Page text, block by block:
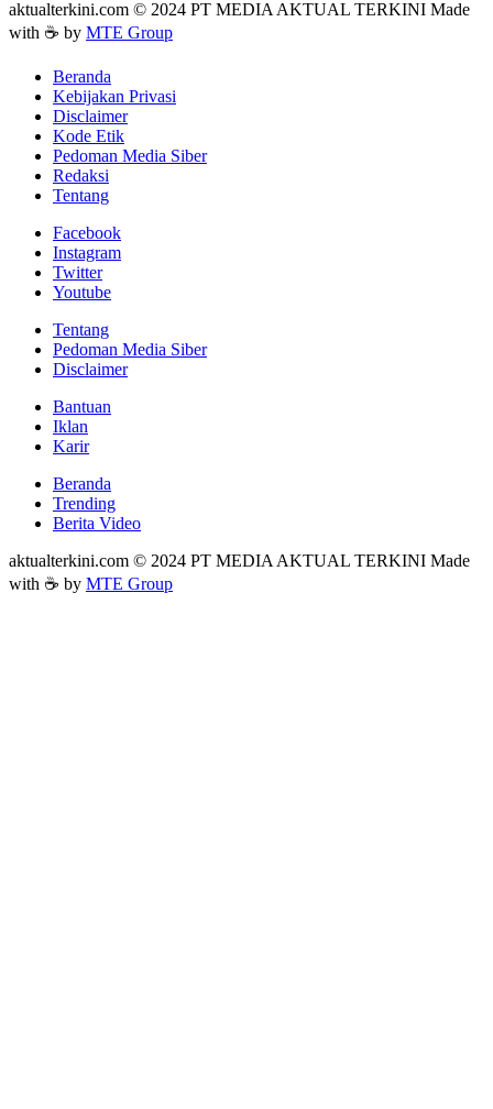
aktualterkini.com © 2024 PT MEDIA AKTUAL TERKINI Made
with ☕ by MTE Group
Beranda
Kebijakan Privasi
Disclaimer
Kode Etik
Pedoman Media Siber
Redaksi
Tentang
Facebook
Instagram
Twitter
Youtube
Tentang
Pedoman Media Siber
Disclaimer
Bantuan
Iklan
Karir
Beranda
Trending
Berita Video
aktualterkini.com © 2024 PT MEDIA AKTUAL TERKINI Made
with ☕ by MTE Group